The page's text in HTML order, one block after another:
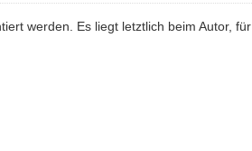
werden. Es liegt letztlich beim Autor, für